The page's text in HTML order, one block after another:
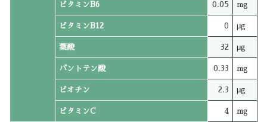
ビタミンB6 0.05 mg
ビタミンB12 0 μg
葉酸 32 μg
パントテン酸 0.33 mg
ビオチン 2.3 μg
ビタミンC 4 mg